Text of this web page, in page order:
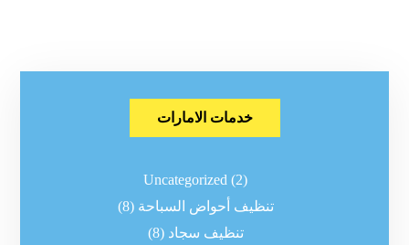
خدمات الامارات
Uncategorized (2)
تنظيف أحواض السباحة (8)
تنظيف سجاد (8)